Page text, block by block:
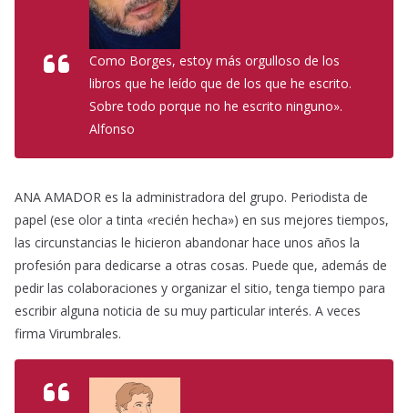
Como Borges, estoy más orgulloso de los
libros que he leído que de los que he escrito.
Sobre todo porque no he escrito ninguno».
Alfonso
ANA AMADOR es la administradora del grupo. Periodista de
papel (ese olor a tinta «recién hecha») en sus mejores tiempos,
las circunstancias le hicieron abandonar hace unos años la
profesión para dedicarse a otras cosas. Puede que, además de
pedir las colaboraciones y organizar el sitio, tenga tiempo para
escribir alguna noticia de su muy particular interés. A veces
firma Virumbrales.